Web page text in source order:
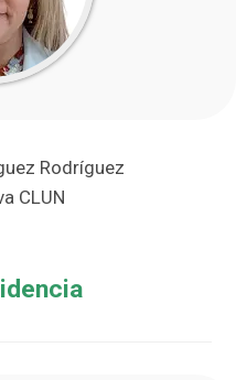
Rodríguez
CLUN